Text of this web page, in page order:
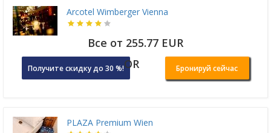
Arcotel Wimberger Vienna
Все от 255.77 EUR
Получите скидку до 30 %!OR Бронируй сейчас
PLAZA Premium Wien